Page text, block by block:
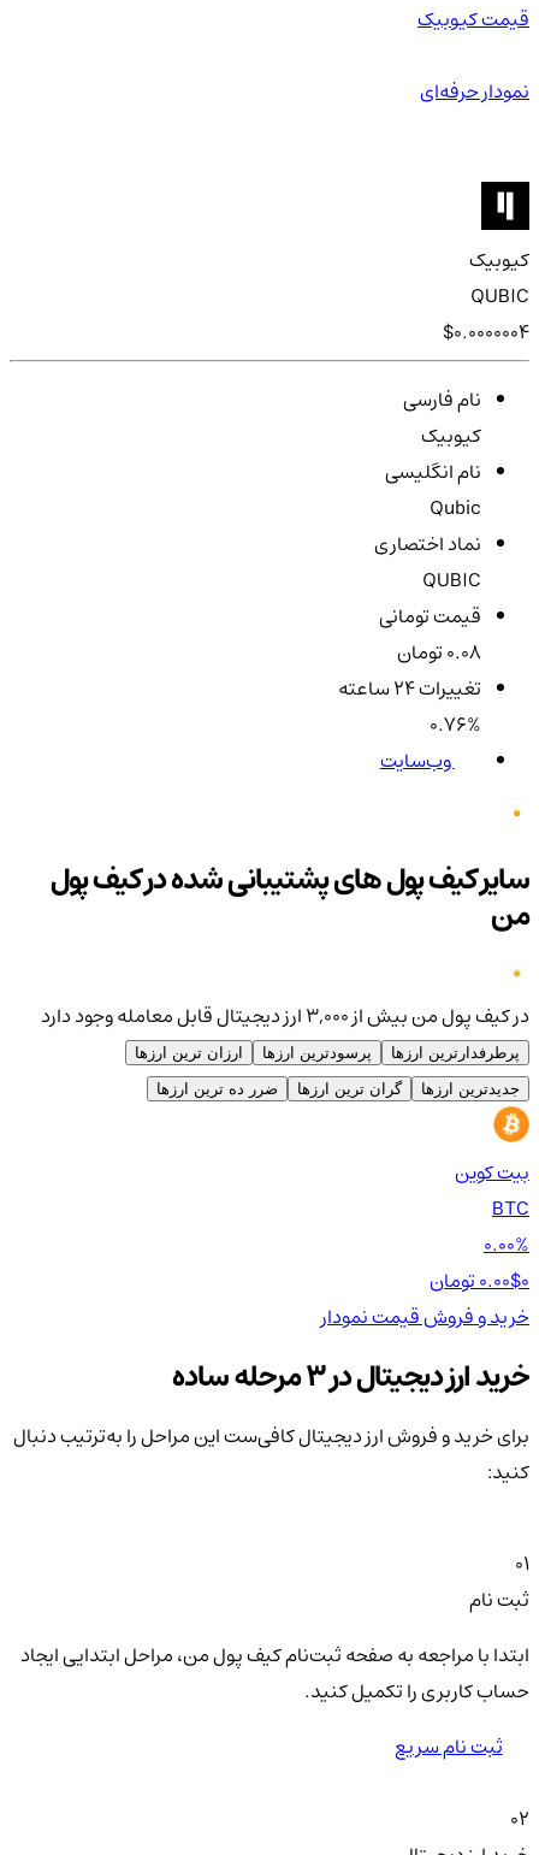
قیمت کیوبیک
نمودار حرفه‌ای
کیوبیک
QUBIC
$0.0000004
نام فارسی
کیوبیک
نام انگلیسی
Qubic
نماد اختصاری
QUBIC
قیمت تومانی
0.08 تومان
تغییرات ۲۴ ساعته
0.76%
وب‌سایت
سایر کیف پول های پشتیبانی شده در کیف پول
من
در کیف پول من بیش از ۳,۰۰۰ ارز دیجیتال قابل معامله وجود دارد
پرطرفدارترین ارزها پرسودترین ارزها
ارزان ترین ارزها
جدیدترین ارزها
گران ترین ارزها ضرر ده ترین ارزها
بیت کوین
BTC
0.00%
0.00$
خرید و فروشقیمتنمودار
خرید ارز دیجیتال در 3 مرحله ساده
برای خرید و فروش ارز دیجیتال کافی‌ست این مراحل را به‌ترتیب دنبال
کنید:
01
ثبت نام
ابتدا با مراجعه به صفحه ثبت‌نام کیف‌ پول من، مراحل ابتدایی ایجاد
حساب کاربری را تکمیل کنید.
ثبت نام سریع
02